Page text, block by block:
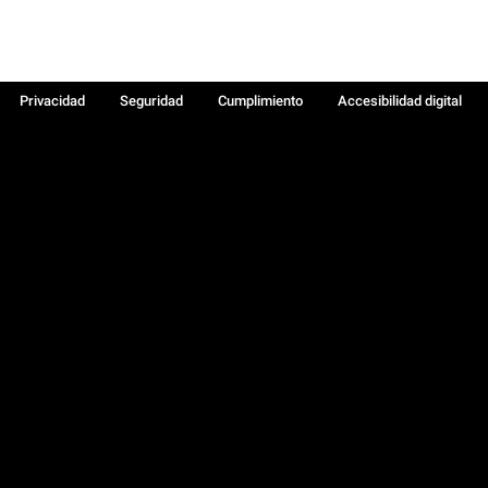
Privacidad Seguridad Cumplimiento
Accesibilidad digital